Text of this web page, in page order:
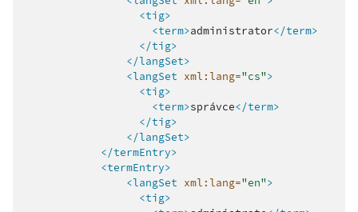
<tig>
<term>administrator</term>
</tig>
</langSet>
<langSet xml:lang="cs">
<tig>
<term>správce</term>
</tig>
</langSet>
</termEntry>
<termEntry>
<langSet xml:lang="en">
<tig>